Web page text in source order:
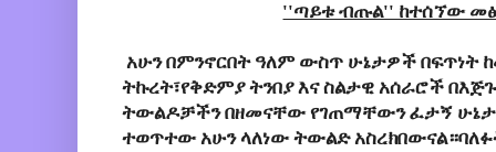
''ጣይቱ ብጡል'' ከተሰኘው
አሁን በምንኖርበት ዓለም ውስጥ ሁኔታዎች በፍጥነት
ትኩረት፣የቅድምያ ትንበያ እና ስልታዊ አሰራሮች
ትውልዶቻችን በዘመናቸው የገጠማቸውን ፈታኝ ሁኔታ
ተወጥተው አሁን ላለነው ትውልድ